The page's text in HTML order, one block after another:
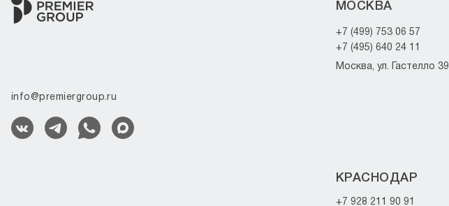
info@premiergroup.ru
МОСКВА
+7 (499) 753 06 57
+7 (495) 640 24 11
Москва, ул. Гастелло 39
КРАСНОДАР
+7 928 211 90 91